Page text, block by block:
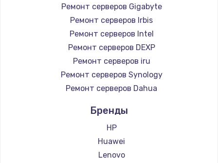
Ремонт серверов Gigabyte
Ремонт серверов Irbis
Ремонт серверов Intel
Ремонт серверов DEXP
Ремонт серверов iru
Ремонт серверов Synology
Ремонт серверов Dahua
Бренды
HP
Huawei
Lenovo